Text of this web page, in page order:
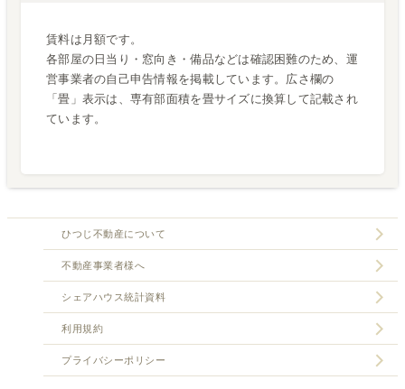
賃料は月額です。
各部屋の日当り・窓向き・備品などは確認困難のため、運
営事業者の自己申告情報を掲載しています。広さ欄の
「畳」表示は、専有部面積を畳サイズに換算して記載され
ています。
ひつじ不動産について
不動産事業者様へ
シェアハウス統計資料
利用規約
プライバシーポリシー